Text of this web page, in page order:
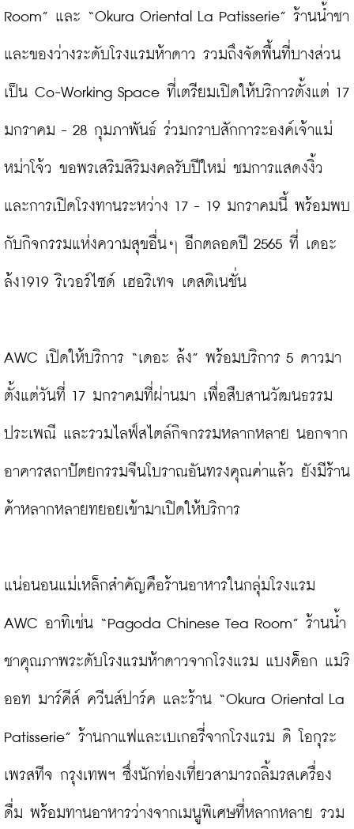
Room” และ “Okura Oriental La Patisserie” ร้านน้ำชา
และของว่างระดับโรงแรมห้าดาว รวมถึงจัดพื้นที่บางส่วน
เป็น Co-Working Space ที่เตรียมเปิดให้บริการตั้งแต่ 17
มกราคม - 28 กุมภาพันธ์ ร่วมกราบสักการะองค์เจ้าแม่
หม่าโจ้ว ขอพรเสริมสิริมงคลรับปีใหม่ ชมการแสดงงิ้ว
และการเปิดโรงทานระหว่าง 17 - 19 มกราคมนี้ พร้อมพบ
กับกิจกรรมแห่งความสุขอื่นๆ อีกตลอดปี 2565 ที่ เดอะ
ล้ง1919 ริเวอร์ไซด์ เฮอริเทจ เดสติเนชั่น
AWC เปิดให้บริการ “เดอะ ล้ง” พร้อมบริการ 5 ดาวมา
ตั้งแต่วันที่ 17 มกราคมที่ผ่านมา เพื่อสืบสานวัฒนธรรม
ประเพณี และรวมไลฟ์สไตล์กิจกรรมหลากหลาย นอกจาก
อาคารสถาปัตยกรรมจีนโบราณอันทรงคุณค่าแล้ว ยังมีร้าน
ค้าหลากหลายทยอยเข้ามาเปิดให้บริการ
แน่อนอนแม่เหล็กสำคัญคือร้านอาหารในกลุ่มโรงแรม
AWC อาทิเช่น “Pagoda Chinese Tea Room” ร้านน้ำ
ชาคุณภาพระดับโรงแรมห้าดาวจากโรงแรม แบงค็อก แมริ
ออท มาร์คีส์ ควีนส์ปาร์ค และร้าน “Okura Oriental La
Patisserie” ร้านกาแฟและเบเกอรี่จากโรงแรม ดิ โอกุระ
เพรสทีจ กรุงเทพฯ ซึ่งนักท่องเที่ยวสามารถลิ้มรสเครื่อง
ดื่ม พร้อมทานอาหารว่างจากเมนูพิเศษที่หลากหลาย รวม